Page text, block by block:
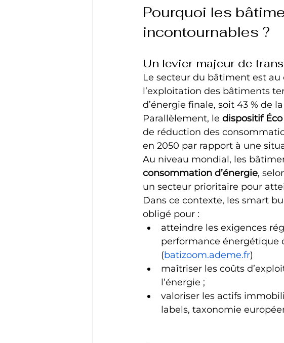
Pourquoi les
incontournables ?
Un levier majeur de
Le secteur du bâtiment est
l’exploitation des bâtiments
d’énergie finale, soit 43 % de
Parallèlement, le dispositif
de réduction des
en 2050 par rapport à une
Au niveau mondial, les
consommation d’énergie,
un secteur prioritaire pour
Dans ce contexte, les smart
obligé pour :
atteindre les exigences
performance énergétique
(batizoom.ademe.fr)
maîtriser les coûts
l’énergie ;
valoriser les actifs
labels, taxonomie